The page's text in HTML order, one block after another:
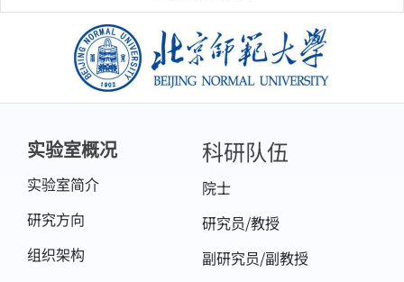
2022.4，参加。
8. 国家重点研发计划项目，2018YFA0605500，
基于国产卫星数据的全球变化关键数据研制，
2018.7-2021.6，参加。
9. 国家863计划重大项目，SS2012AA120904，
期）”，第四课题：多尺度遥感数据按需快速处
理与定量遥感产品生成关键技术，2012－
2015，参加。
北京师范大学
实验室概况
实验室简介
研究方向
组织架构
科研队伍
院士
研究员/教授
副研究员/副教授